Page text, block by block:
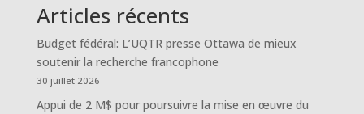
Articles récents
Budget fédéral: L’UQTR presse Ottawa de mieux
soutenir la recherche francophone
30 juillet 2026
Appui de 2 M$ pour poursuivre la mise en œuvre du